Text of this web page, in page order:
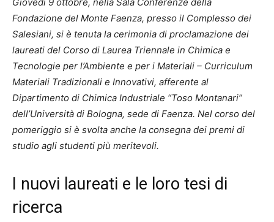
Fondazione del Monte Faenza, presso il Complesso dei
Salesiani, si è tenuta la cerimonia di proclamazione dei
laureati del Corso di Laurea Triennale in Chimica e
Tecnologie per l’Ambiente e per i Materiali – Curriculum
Materiali Tradizionali e Innovativi, afferente al
Dipartimento di Chimica Industriale “Toso Montanari”
dell’Università di Bologna, sede di Faenza. Nel corso del
pomeriggio si è svolta anche la consegna dei premi di
studio agli studenti più meritevoli.
I nuovi laureati e le loro tesi di
ricerca